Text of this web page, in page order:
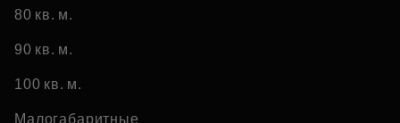
80 кв. м.
90 кв. м.
100 кв. м.
Малогабаритные